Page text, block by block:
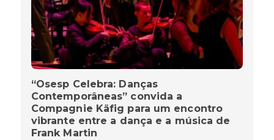
“Osesp Celebra: Danças
Contemporâneas” convida a
Compagnie Käfig para um encontro
vibrante entre a dança e a música de
Frank Martin